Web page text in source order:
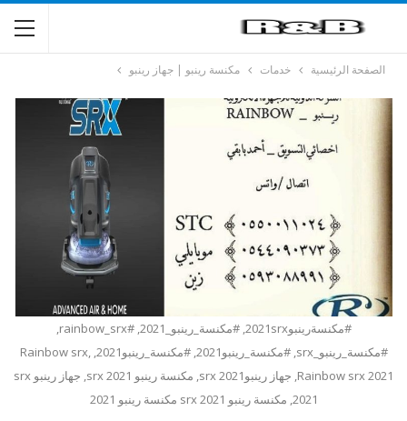
الصفحة الرئيسية خدمات مكنسة رينبو | جهاز رينبو
#مكنسةرينبو2021srx, #مكنسة_رينبو_2021, #rainbow_srx,
#مكنسة_رينبو_srx, #مكنسة_رينبو2021, #مكنسة_رينبو2021, Rainbow srx,
Rainbow srx 2021, جهاز رينبوsrx 2021, مكنسة رينبو srx 2021, جهاز رينبو srx
2021, مكنسة رينبو srx 2021 مكنسة رينبو 2021